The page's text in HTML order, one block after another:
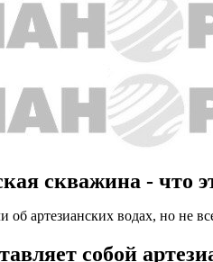
скважина - что
артезианских водах, но не
собой